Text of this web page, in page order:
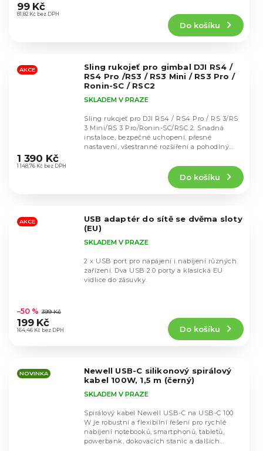
hodnocení
produktu
hvězdiček.
81,82 Kč bez DPH
99 Kč
Do košíku
AKCE
Sling rukojeť pro gimbal DJI RS4 /
RS4 Pro /RS3 / RS3 Mini / RS3 Pro /
Ronin-SC / RSC2
hodnocení
produktu
hvězdiček.
SKLADEM V PRAZE
1 148,76 Kč bez DPH
1 390 Kč
Do košíku
Sling rukojeť pro DJI RS4 / RS4 Pro / RS 3/RS
3 Mini/RS 3 Pro/Ronin-SC/RSC 2. Snadná
instalace, bezpečné uchopení, přesné
nastavení, všestranné rozšíření a pohodlný
AKCE
USB adaptér do sítě se dvěma sloty
(EU)
hodnocení
produktu
je
hvězdiček.
SKLADEM V PRAZE
164,46 Kč bez DPH
–50 % 399 Kč
199 Kč
Do košíku
2 x USB port pro napájení i nabíjení různých
zařízení. Dva USB 2.0 porty a klasická EU
vidlice do zásuvky.
NOVINKA
Newell USB-C silikonový spirálový
kabel 100W, 1,5 m (černý)
SKLADEM V PRAZE
Spirálový kabel Newell USB-C na USB-C 100
W je robustní a flexibilní řešení pro rychlé
nabíjení notebooků, smartphonů, tabletů,
powerbank, dokovacích stanic a dalších